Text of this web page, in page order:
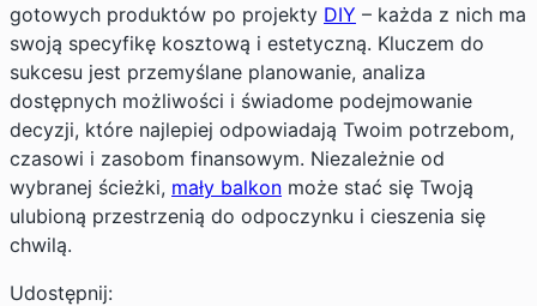
gotowych produktów po projekty DIY – każda z nich ma
swoją specyfikę kosztową i estetyczną. Kluczem do
sukcesu jest przemyślane planowanie, analiza
dostępnych możliwości i świadome podejmowanie
decyzji, które najlepiej odpowiadają Twoim potrzebom,
czasowi i zasobom finansowym. Niezależnie od
wybranej ścieżki, mały balkon może stać się Twoją
ulubioną przestrzenią do odpoczynku i cieszenia się
chwilą.
Udostępnij: